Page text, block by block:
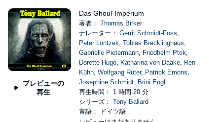
プレビューの
再生
Das Ghoul-Imperium
著者： Thomas Birker
ナレーター： Gerrit Schmidt-Foss,
Peter Lontzek, Tobias Brecklinghaus,
Gabrielle Pietermann, Friedhelm Ptok,
Dorette Hugo, Katharina von Daake, Ren
Kühn, Wolfgang Rüter, Patrick Emons,
Josephine Schmidt, Brini Engl
再生時間： 1 時間 20 分
シリーズ： Tony Ballard
言語： ドイツ語